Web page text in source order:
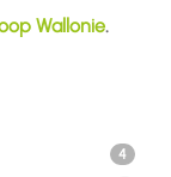
Wallonie.
4